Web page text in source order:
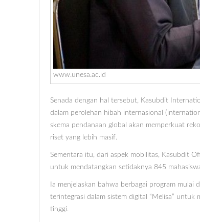
www.unesa.ac.id
Senada dengan hal tersebut, Kasubdit
dalam perolehan hibah internasional
skema pendanaan global akan memperkuat
riset yang lebih masif.
Sementara itu, dari aspek mobilitas, Kasubdit
untuk mendatangkan setidaknya 845
Ia menjelaskan bahwa berbagai program
terintegrasi dalam sistem digital “Melisa”
tinggi.